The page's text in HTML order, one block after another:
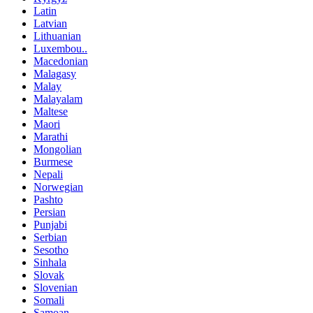
Latin
Latvian
Lithuanian
Luxembou..
Macedonian
Malagasy
Malay
Malayalam
Maltese
Maori
Marathi
Mongolian
Burmese
Nepali
Norwegian
Pashto
Persian
Punjabi
Serbian
Sesotho
Sinhala
Slovak
Slovenian
Somali